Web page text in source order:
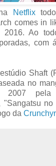
Netflix
comes in
2016. Ao
com
Shaft
no
2007 pela
"Sangatsu
da